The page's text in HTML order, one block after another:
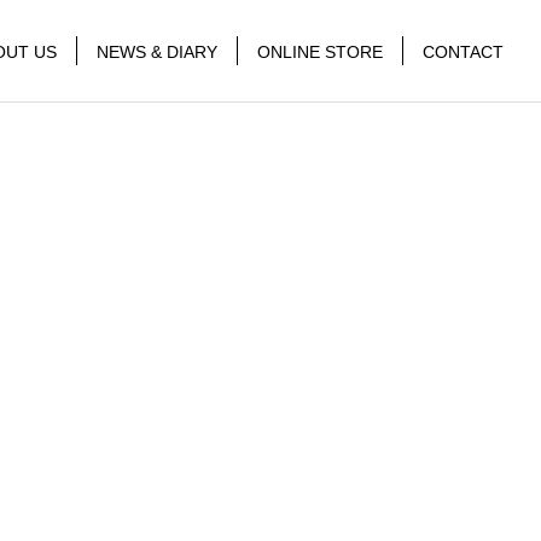
US NEWS & DIARY ONLINE STORE CONTACT